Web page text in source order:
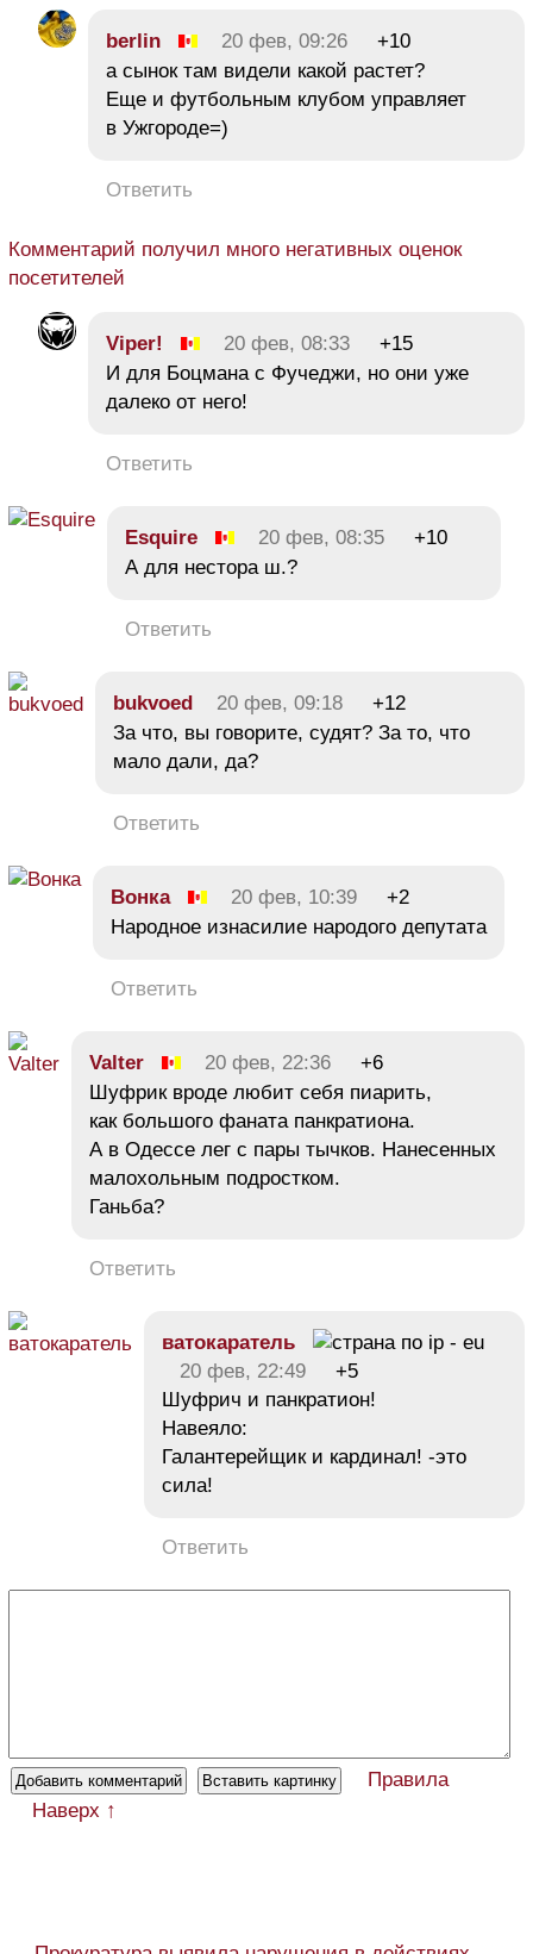
berlin 20 фев, 09:26
+10
а сынок там видели какой растет?
Еще и футбольным клубом управляет
в Ужгороде=)
Ответить
Комментарий получил много негативных оценок
посетителей
Viper! 20 фев, 08:33
+15
И для Боцмана с Фучеджи, но они уже
далеко от него!
Ответить
Esquire 20 фев, 08:35
+10
А для нестора ш.?
Ответить
bukvoed 20 фев, 09:18
+12
За что, вы говорите, судят? За то, что
мало дали, да?
Ответить
Вонка 20 фев, 10:39
+2
Народное изнасилие народого депутата
Ответить
Valter 20 фев, 22:36
+6
Шуфрик вроде любит себя пиарить,
как большого фаната панкратиона.
А в Одессе лег с пары тычков. Нанесенных
малохольным подростком.
Ганьба?
Ответить
ватокаратель
20 фев, 22:49
+5
Шуфрич и панкратион!
Навеяло:
Галантерейщик и кардинал! -это
сила!
Ответить
Правила
Наверх ↑